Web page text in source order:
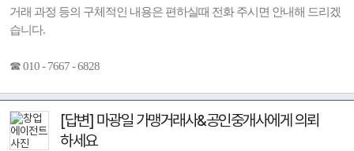
거래 과정 등의 구체적인 내용은 편하실때 전화 주시면 안내해 드리겠
습니다.
☎ 010 - 7667 - 6828
[답변] 마광일 가맹거래사&공인중개사에게 의뢰
하세요